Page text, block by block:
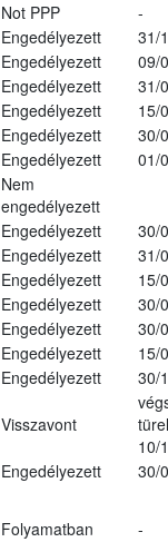
Not PPP
-
Engedélyezett
31/
Engedélyezett
09/
Engedélyezett
31/
Engedélyezett
15/
Engedélyezett
30/
Engedélyezett
01/
Nem
engedélyezett
Engedélyezett
30/
Engedélyezett
31/
Engedélyezett
15/
Engedélyezett
30/
Engedélyezett
30/
Engedélyezett
15/
Engedélyezett
30/
Visszavont
10/
Engedélyezett
30/
Folyamatban -